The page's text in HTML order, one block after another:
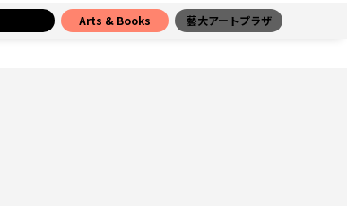
Arts & Books 藝大アートプラザ